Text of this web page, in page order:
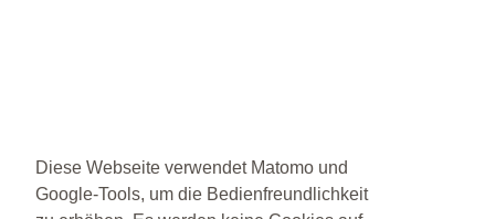
Diese Webseite verwendet Matomo und
Google-Tools, um die Bedienfreundlichkeit